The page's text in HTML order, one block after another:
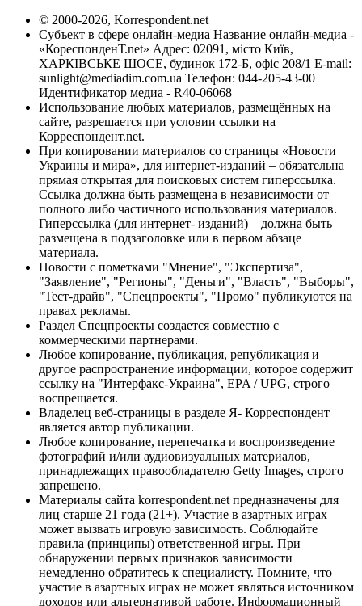
© 2000-2026, Korrespondent.net
Субъект в сфере онлайн-медиа Название онлайн-медиа -
«КореспонденТ.net» Адрес: 02091, місто Київ,
ХАРКІВСЬКЕ ШОСЕ, будинок 172-Б, офіс 208/1 E-mail:
sunlight@mediadim.com.ua Телефон: 044-205-43-00
Идентификатор медиа - R40-06068
Использование любых материалов, размещённых на
сайте, разрешается при условии ссылки на
Корреспондент.net.
При копировании материалов со страницы «Новости
Украины и мира», для интернет-изданий – обязательна
прямая открытая для поисковых систем гиперссылка.
Ссылка должна быть размещена в независимости от
полного либо частичного использования материалов.
Гиперссылка (для интернет- изданий) – должна быть
размещена в подзаголовке или в первом абзаце
материала.
Новости с пометками "Мнение", "Экспертиза",
"Заявление", "Регионы", "Деньги", "Власть", "Выборы",
"Тест-драйв", "Спецпроекты", "Промо" публикуются на
правах рекламы.
Раздел Спецпроекты создается совместно с
коммерческими партнерами.
Любое копирование, публикация, републикация и
другое распространение информации, которое содержит
ссылку на "Интерфакс-Украина", EPA / UPG, строго
воспрещается.
Владелец веб-страницы в разделе Я- Корреспондент
является автор публикации.
Любое копирование, перепечатка и воспроизведение
фотографий и/или аудиовизуальных материалов,
принадлежащих правообладателю Getty Images, строго
запрещено.
Материалы сайта korrespondent.net предназначены для
лиц старше 21 года (21+). Участие в азартных играх
может вызвать игровую зависимость. Соблюдайте
правила (принципы) ответственной игры. При
обнаружении первых признаков зависимости
немедленно обратитесь к специалисту. Помните, что
участие в азартных играх не может являться источником
доходов или альтернативой работе. Информационный